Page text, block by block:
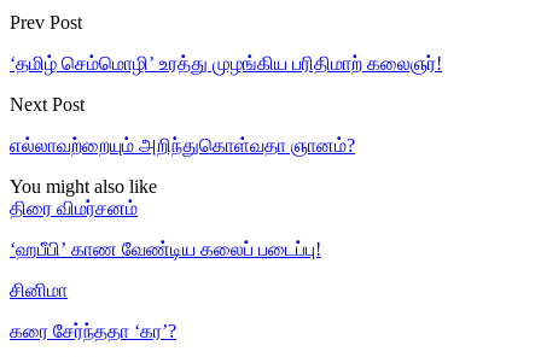
Prev Post
‘தமிழ் செம்மொழி’ உரத்து முழங்கிய பரிதிமாற் கலைஞர்!
Next Post
எல்லாவற்றையும் அறிந்துகொள்வதா ஞானம்?
You might also like
திரை விமர்சனம்
‘ஹபீபி’ காண வேண்டிய கலைப் படைப்பு!
சினிமா
கரை சேர்ந்ததா ‘கர’?